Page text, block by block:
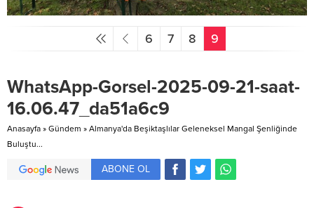
6 7 8 9
WhatsApp-Gorsel-2025-09-21-saat-
16.06.47_da51a6c9
Anasayfa » Gündem » Almanya'da Beşiktaşlılar Geleneksel Mangal Şenliğinde
Buluştu...
ABONE OL